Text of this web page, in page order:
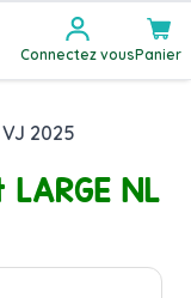
Connectez vousPanier
2025
NL